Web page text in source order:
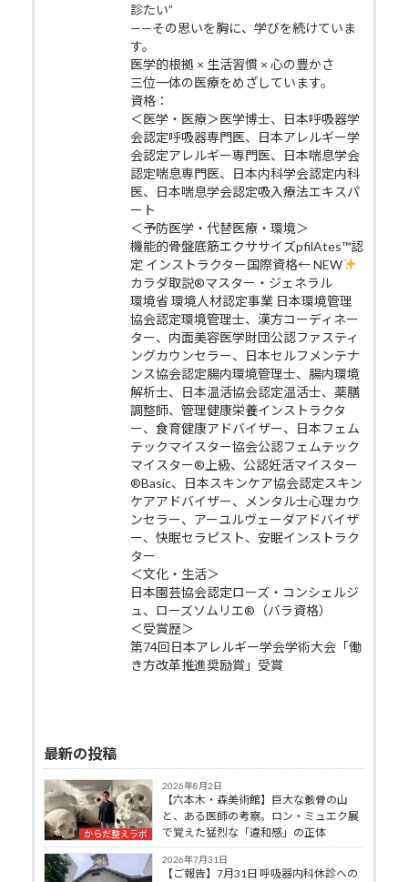
診たい”
——その思いを胸に、学びを続けていま
す。
医学的根拠 × 生活習慣 × 心の豊かさ
三位一体の医療をめざしています。
資格：
＜医学・医療＞医学博士、日本呼吸器学
会認定呼吸器専門医、日本アレルギー学
会認定アレルギー専門医、日本喘息学会
認定喘息専門医、日本内科学会認定内科
医、日本喘息学会認定吸入療法エキスパ
ート
＜予防医学・代替医療・環境＞
機能的骨盤底筋エクササイズpfilAtes™認
定 インストラクター国際資格← NEW
カラダ取説®マスター・ジェネラル
環境省 環境人材認定事業 日本環境管理
協会認定環境管理士、漢方コーディネー
ター、内面美容医学財団公認ファスティ
ングカウンセラー、日本セルフメンテナ
ンス協会認定腸内環境管理士、腸内環境
解析士、日本温活協会認定温活士、薬膳
調整師、管理健康栄養インストラクタ
ー、食育健康アドバイザー、日本フェム
テックマイスター協会公認フェムテック
マイスター®上級、公認妊活マイスター
®Basic、日本スキンケア協会認定スキン
ケアアドバイザー、メンタル士心理カウ
ンセラー、アーユルヴェーダアドバイザ
ー、快眠セラピスト、安眠インストラク
ター
＜文化・生活＞
日本園芸協会認定ローズ・コンシェルジ
ュ、ローズソムリエ®（バラ資格）
＜受賞歴＞
第74回日本アレルギー学会学術大会「働
き方改革推進奨励賞」受賞
最新の投稿
からだ整えラボ
2026年8月2日
【六本木・森美術館】巨大な骸骨の山
と、ある医師の考察。ロン・ミュエク展
で覚えた猛烈な「違和感」の正体
2026年7月31日
【ご報告】7月31日 呼吸器内科休診への